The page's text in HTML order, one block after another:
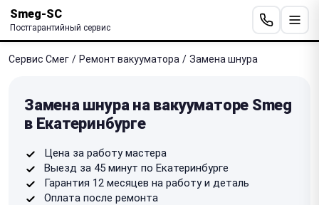
Smeg-SC
Постгарантийный сервис
Сервис Смег / Ремонт вакууматора / Замена шнура
Замена шнура на вакууматоре Smeg
в Екатеринбурге
Цена за работу мастера
Выезд за 45 минут по Екатеринбурге
Гарантия 12 месяцев на работу и деталь
Оплата после ремонта